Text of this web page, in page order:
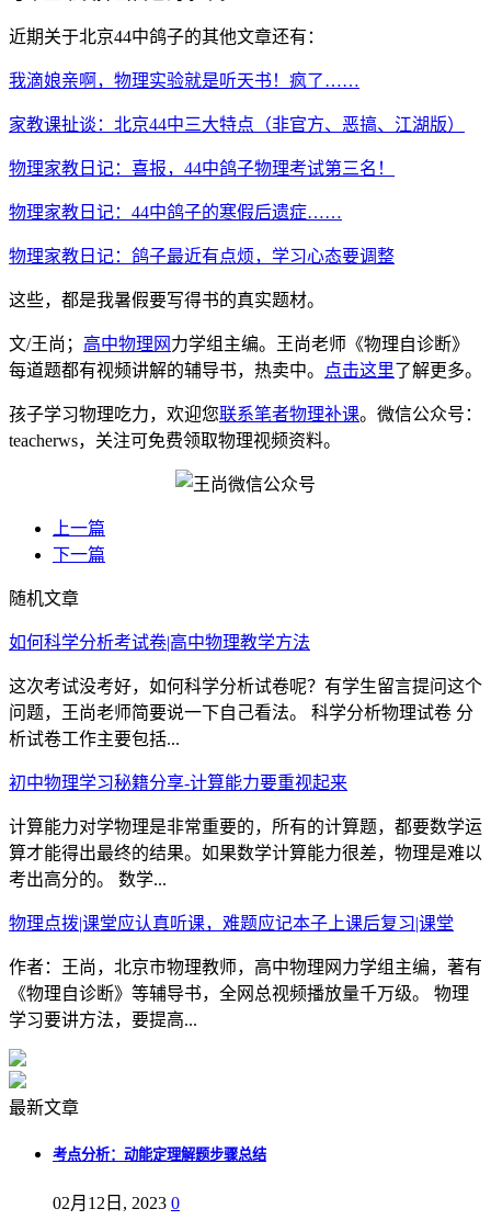
近期关于北京44中鸽子的其他文章还有：
我滴娘亲啊，物理实验就是听天书！疯了……
家教课扯谈：北京44中三大特点（非官方、恶搞、江湖版）
物理家教日记：喜报，44中鸽子物理考试第三名！
物理家教日记：44中鸽子的寒假后遗症……
物理家教日记：鸽子最近有点烦，学习心态要调整
这些，都是我暑假要写得书的真实题材。
文/王尚； 高中物理网 力学组主编。王尚老师《物理自诊断》
每道题都有视频讲解的辅导书，热卖中。
点击这里了解更多。
孩子学习物理吃力，欢迎您联系笔者物理补课。微信公众号：
teacherws，关注可免费领取物理视频资料。
上一篇
下一篇
随机文章
如何科学分析考试卷|高中物理教学方法
这次考试没考好，如何科学分析试卷呢？有学生留言提问这个
问题，王尚老师简要说一下自己看法。 科学分析物理试卷 分
析试卷工作主要包括...
初中物理学习秘籍分享-计算能力要重视起来
计算能力对学物理是非常重要的，所有的计算题，都要数学运
算才能得出最终的结果。如果数学计算能力很差，物理是难以
考出高分的。 数学...
物理点拨|课堂应认真听课，难题应记本子上课后复习|课堂
作者：王尚，北京市物理教师，高中物理网力学组主编，著有
《物理自诊断》等辅导书，全网总视频播放量千万级。 物理
学习要讲方法，要提高...
最新文章
考点分析：动能定理解题步骤总结
02月12日, 2023 0